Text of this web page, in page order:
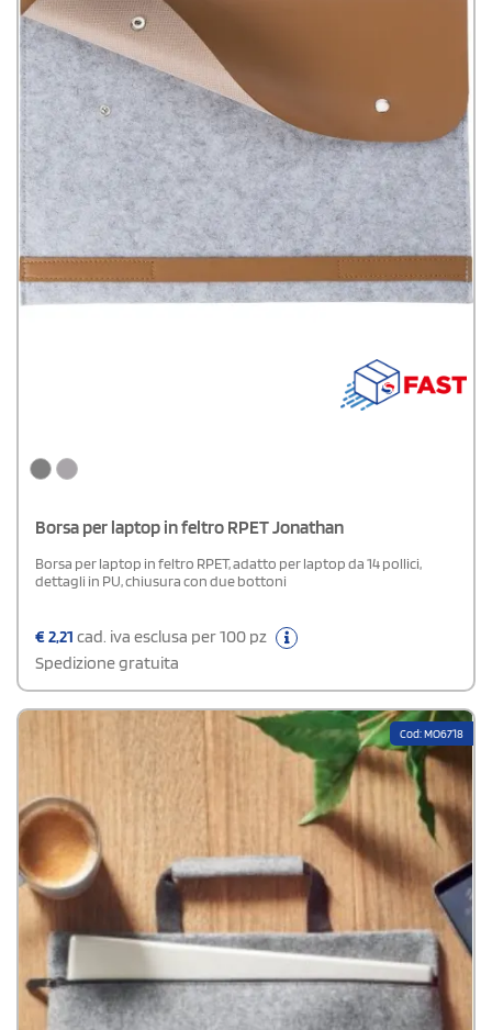
Borsa per laptop in feltro RPET Jonathan
Borsa per laptop in feltro RPET, adatto per laptop da 14 pollici,
dettagli in PU, chiusura con due bottoni
€2,21 cad. iva esclusa per 100 pz
Spedizione gratuita
Cod: MO6718